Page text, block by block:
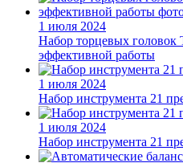
1 июля 2024
Набор торцевых головок
эффективной работы
1 июля 2024
Набор инструмента 21
1 июля 2024
Набор инструмента 21